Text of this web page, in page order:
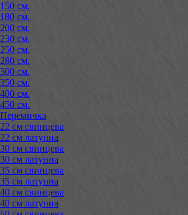
150 см.
180 см.
200 см.
230 см.
250 см.
280 см.
300 см.
350 см.
400 см.
450 см.
Перемичка
22 см свинцева
22 см латунна
30 см свинцева
30 см латунна
35 см свинцева
35 см латунна
40 см свинцева
40 см латунна